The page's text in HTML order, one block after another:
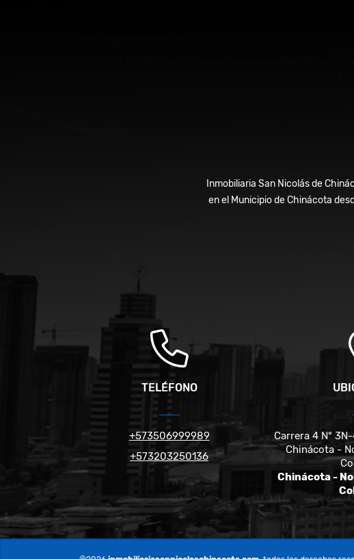
Inmobiliaria San Nicolás de
en el Municipio de Chinácota
TELÉFONO
+573506999989
+573203250136
Carrera 4 N°
Chinácota -
Chinácota -